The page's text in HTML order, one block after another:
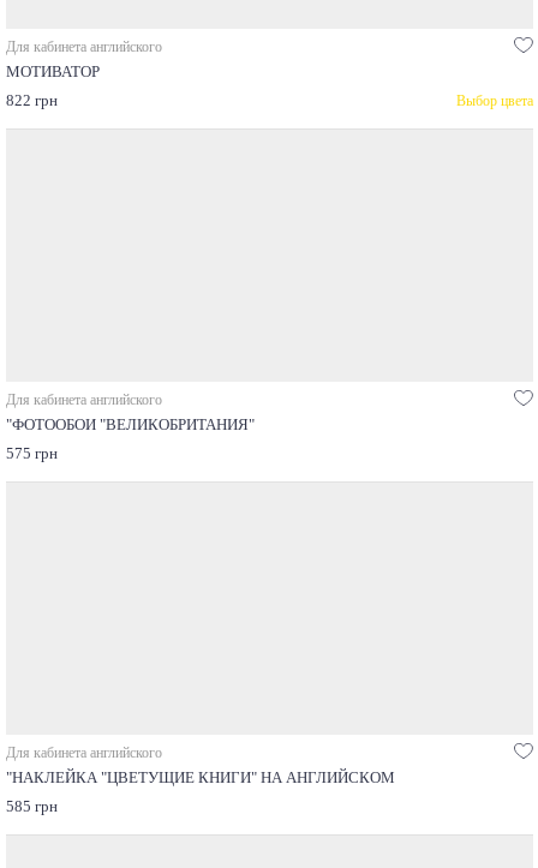
Для кабинета английского
МОТИВАТОР
822 грн
Выбор цвета
Для кабинета английского
"ФОТООБОИ "ВЕЛИКОБРИТАНИЯ"
575 грн
Для кабинета английского
"НАКЛЕЙКА "ЦВЕТУЩИЕ КНИГИ" НА АНГЛИЙСКОМ
585 грн